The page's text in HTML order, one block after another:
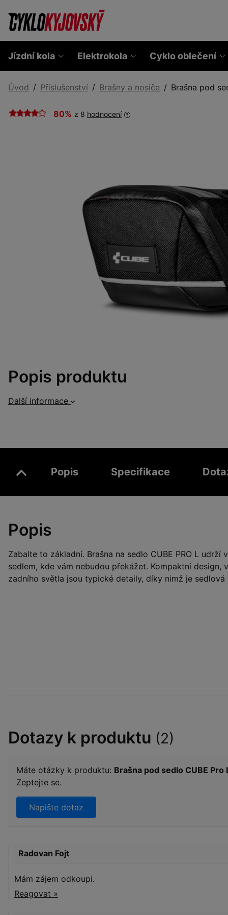
Jízdní kola Elektrokola Cyklo oblečení
Úvod Příslušenství Brašny a nosiče Brašna pod
80% z 8 hodnocení
Popis produktu
Další informace
Popis Specifikace
Popis
Zabalte to základní. Brašna na sedlo CUBE PRO L udrží
sedlem, kde vám nebudou překážet. Kompaktní
zadního světla jsou typické detaily, díky nimž je sedlová
Dotazy k produktu (2)
Máte otázky k produktu: Brašna pod sedlo CUBE Pro
Zeptejte se.
Napište dotaz
Radovan Fojt
Mám zájem odkoupi.
Reagovat »